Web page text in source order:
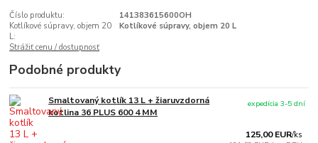
Číslo produktu:
141383615600OH
Kotlíkové súpravy, objem 20
L:
Kotlíkové súpravy, objem 20 L
Strážiť cenu / dostupnosť
Podobné produkty
Smaltovaný kotlík 13 L + žiaruvzdorná
kotlina 36 PLUS 600 4 MM
125,00 EUR/ks
expedícia 3-5 dní